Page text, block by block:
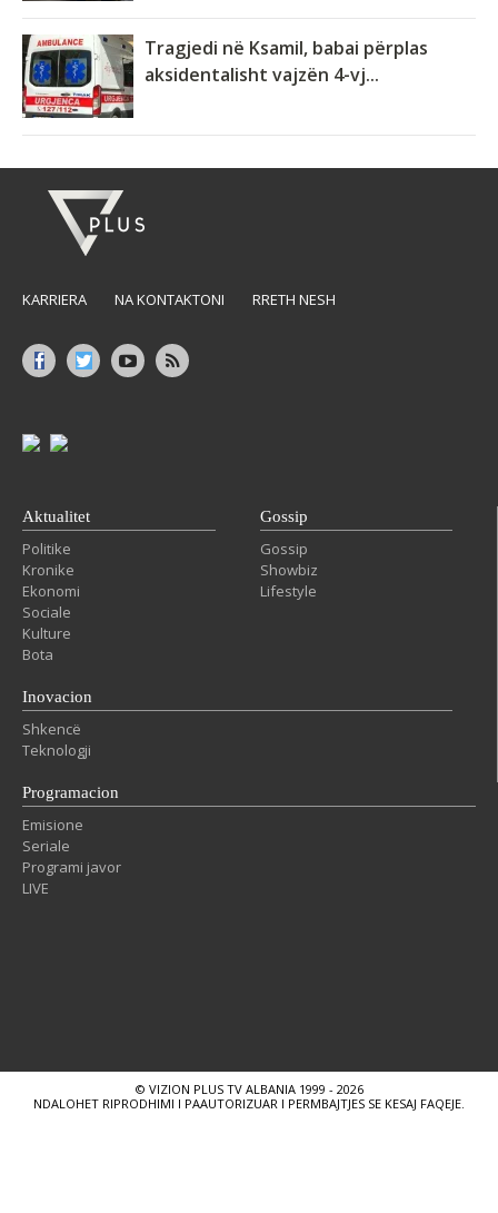
Tragjedi në Ksamil, babai përplas
aksidentalisht vajzën 4-vj...
KARRIERA NA KONTAKTONI RRETH NESH
Aktualitet
Politike
Kronike
Ekonomi
Sociale
Kulture
Bota
Gossip
Gossip
Showbiz
Lifestyle
Inovacion
Shkencë
Teknologji
Programacion
Emisione
Seriale
Programi javor
LIVE
© VIZION PLUS TV ALBANIA 1999 - 2026
NDALOHET RIPRODHIMI I PAAUTORIZUAR I PERMBAJTJES SE KESAJ FAQEJE.